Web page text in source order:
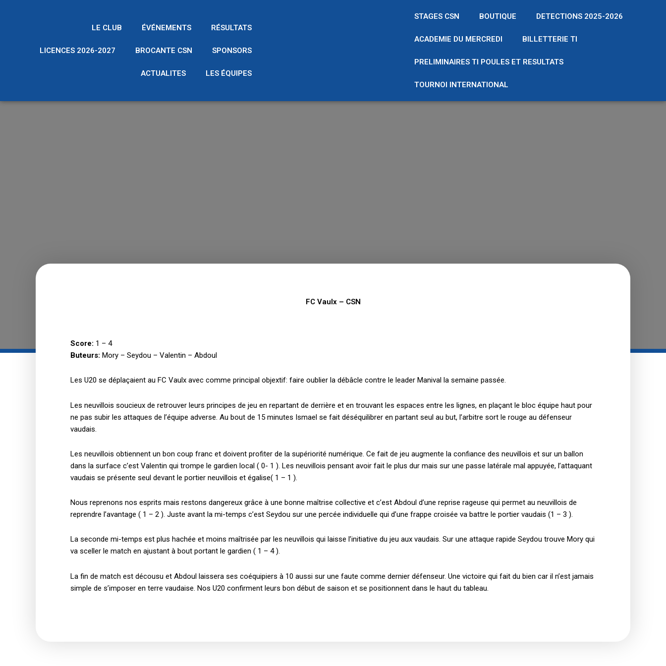
LE CLUB ÉVÉNEMENTS RÉSULTATS
LICENCES 2026-2027 BROCANTE CSN SPONSORS
ACTUALITES LES ÉQUIPES
STAGES CSN BOUTIQUE DETECTIONS 2025-2026
ACADEMIE DU MERCREDI BILLETTERIE TI
PRELIMINAIRES TI POULES ET RESULTATS
TOURNOI INTERNATIONAL
FC Vaulx – CSN
Score: 1 – 4
Buteurs: Mory – Seydou – Valentin – Abdoul
Les U20 se déplaçaient au FC Vaulx avec comme principal objextif: faire oublier la débâcle contre le leader Manival la semaine passée.
Les neuvillois soucieux de retrouver leurs principes de jeu en repartant de derrière et en trouvant les espaces entre les lignes, en plaçant le bloc équipe haut pour
ne pas subir les attaques de l’équipe adverse. Au bout de 15 minutes Ismael se fait déséquilibrer en partant seul au but, l’arbitre sort le rouge au défenseur
vaudais.
Les neuvillois obtiennent un bon coup franc et doivent profiter de la supériorité numérique. Ce fait de jeu augmente la confiance des neuvillois et sur un ballon
dans la surface c’est Valentin qui trompe le gardien local ( 0- 1 ). Les neuvillois pensant avoir fait le plus dur mais sur une passe latérale mal appuyée, l’attaquant
vaudais se présente seul devant le portier neuvillois et égalise( 1 – 1 ).
Nous reprenons nos esprits mais restons dangereux grâce à une bonne maîtrise collective et c’est Abdoul d’une reprise rageuse qui permet au neuvillois de
reprendre l’avantage ( 1 – 2 ). Juste avant la mi-temps c’est Seydou sur une percée individuelle qui d’une frappe croisée va battre le portier vaudais (1 – 3 ).
La seconde mi-temps est plus hachée et moins maîtrisée par les neuvillois qui laisse l’initiative du jeu aux vaudais. Sur une attaque rapide Seydou trouve Mory qui
va sceller le match en ajustant à bout portant le gardien ( 1 – 4 ).
La fin de match est décousu et Abdoul laissera ses coéquipiers à 10 aussi sur une faute comme dernier défenseur. Une victoire qui fait du bien car il n’est jamais
simple de s’imposer en terre vaudaise. Nos U20 confirment leurs bon début de saison et se positionnent dans le haut du tableau.